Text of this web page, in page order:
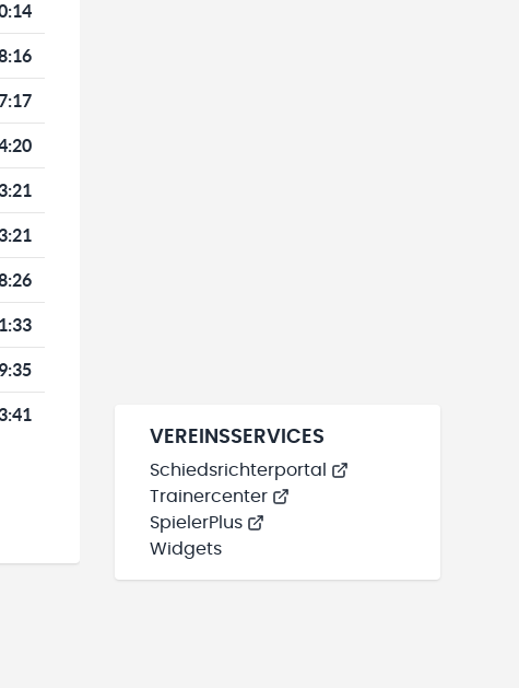
9:35
3:41
VEREINSSERVICES
Schiedsrichterportal
Trainercenter
SpielerPlus
Widgets